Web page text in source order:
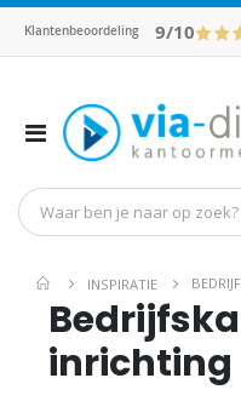
Klantenbeoordeling 9/10
Toggle
Nav
INSPIRATIE
inrichting